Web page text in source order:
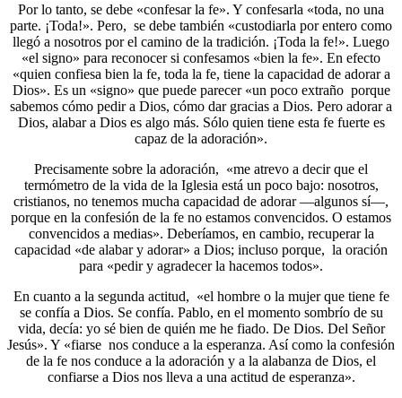
Por lo tanto, se debe «confesar la fe». Y confesarla «toda, no una
parte. ¡Toda!». Pero, se debe también «custodiarla por entero como
llegó a nosotros por el camino de la tradición. ¡Toda la fe!». Luego
«el signo» para reconocer si confesamos «bien la fe». En efecto
«quien confiesa bien la fe, toda la fe, tiene la capacidad de adorar a
Dios». Es un «signo» que puede parecer «un poco extraño porque
sabemos cómo pedir a Dios, cómo dar gracias a Dios. Pero adorar a
Dios, alabar a Dios es algo más. Sólo quien tiene esta fe fuerte es
capaz de la adoración».
Precisamente sobre la adoración, «me atrevo a decir que el
termómetro de la vida de la Iglesia está un poco bajo: nosotros,
cristianos, no tenemos mucha capacidad de adorar —algunos sí—,
porque en la confesión de la fe no estamos convencidos. O estamos
convencidos a medias». Deberíamos, en cambio, recuperar la
capacidad «de alabar y adorar» a Dios; incluso porque, la oración
para «pedir y agradecer la hacemos todos».
En cuanto a la segunda actitud, «el hombre o la mujer que tiene fe
se confía a Dios. Se confía. Pablo, en el momento sombrío de su
vida, decía: yo sé bien de quién me he fiado. De Dios. Del Señor
Jesús». Y «fiarse nos conduce a la esperanza. Así como la confesión
de la fe nos conduce a la adoración y a la alabanza de Dios, el
confiarse a Dios nos lleva a una actitud de esperanza».